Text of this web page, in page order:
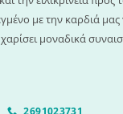
με την καρδιά μας
μοναδικά